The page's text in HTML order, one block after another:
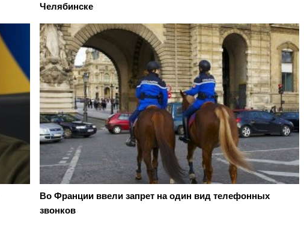
Челябинске
Во Франции ввели запрет на один вид телефонных
звонков